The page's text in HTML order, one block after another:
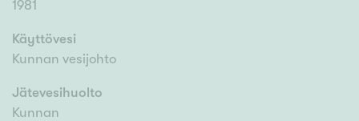
1981
Käyttövesi
Kunnan vesijohto
Jätevesihuolto
Kunnan